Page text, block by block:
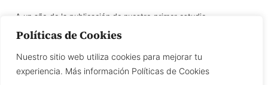
Políticas de Cookies
Nuestro sitio web utiliza cookies para mejorar tu
experiencia. Más información Políticas de Cookies
A un año de la publicación de nuestro primer estudio,
Equidad e Inclusión (DEI) en el sector privado, en un contexto en
políticas inclusivas más allá de coyunturas o tendencias.